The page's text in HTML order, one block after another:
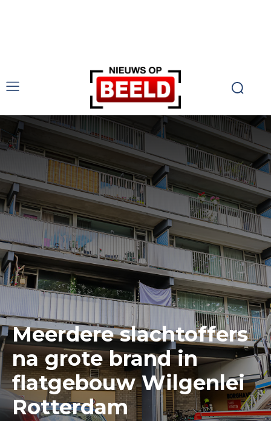
Meerdere slachtoffers
na grote brand in
flatgebouw Wilgenlei
Rotterdam